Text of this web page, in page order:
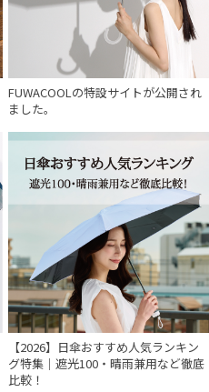
FUWACOOLの特設サイトが公開され
ました。
【2026】日傘おすすめ人気ランキン
グ特集｜遮光100・晴雨兼用など徹底
比較！